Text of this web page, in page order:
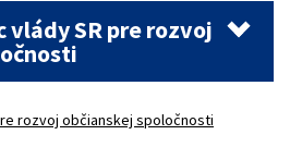
vlády SR pre rozvoj
rozvoj občianskej spoločnosti